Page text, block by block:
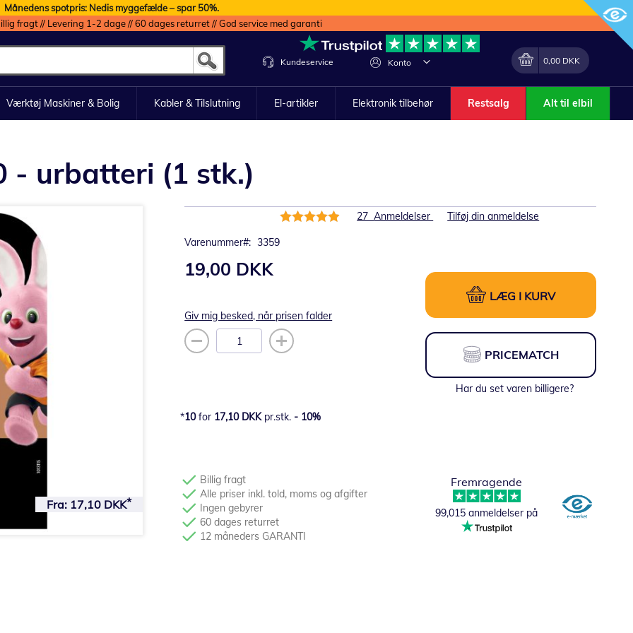
Månedens spotpris: Nedis myggefælde – spar 50%.
fragt // Levering 1-2 dage // 60 dages returret // God service med garanti
Konto
Lave
Min indkøbskurv
0,00 DKK
Kundeservice
Værktøj Maskiner & Bolig Kabler & Tilslutning El-artikler Elektronik tilbehør Restsalg Alt til elbil
- urbatteri (1 stk.)
Varenummer 3359
Bedømmelse:
27Anmeldelser Tilføj din anmeldelse
19,00 DKK
Giv mig besked, når prisen falder
LÆG I KURV
PRICEMATCH
Har du set varen billigere?
10for 17,10 DKK pr.stk. - 10%
Billig fragt
Alle priser inkl. told, moms og afgifter
Ingen gebyrer
60 dages returret
12 måneders GARANTI
Fremragende
99,015 anmeldelser på
Fra: 17,10 DKK Fra:17,10 DKK